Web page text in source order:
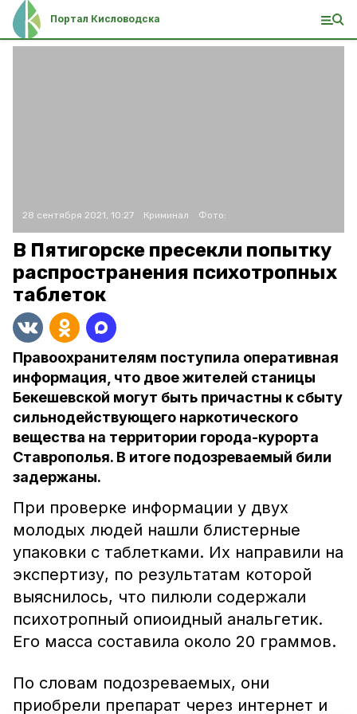
Портал Кисловодска
28 сентября 2021, 10:27 Криминал Фото:
В Пятигорске пресекли попытку
распространения психотропных
таблеток
Правоохранителям поступила оперативная
информация, что двое жителей станицы
Бекешевской могут быть причастны к сбыту
сильнодействующего наркотического
вещества на территории города-курорта
Ставрополья. В итоге подозреваемый били
задержаны.
При проверке информации у двух
молодых людей нашли блистерные
упаковки с таблетками. Их направили на
экспертизу, по результатам которой
выяснилось, что пилюли содержали
психотропный опиоидный анальгетик.
Его масса составила около 20 граммов.
По словам подозреваемых, они
приобрели препарат через интернет и